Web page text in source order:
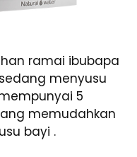
ramai ibubapa
menyusu
5
memudahkan
bayi .